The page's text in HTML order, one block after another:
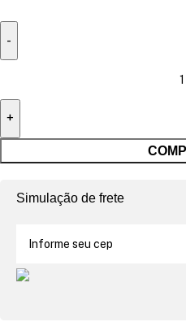
Simulação de frete